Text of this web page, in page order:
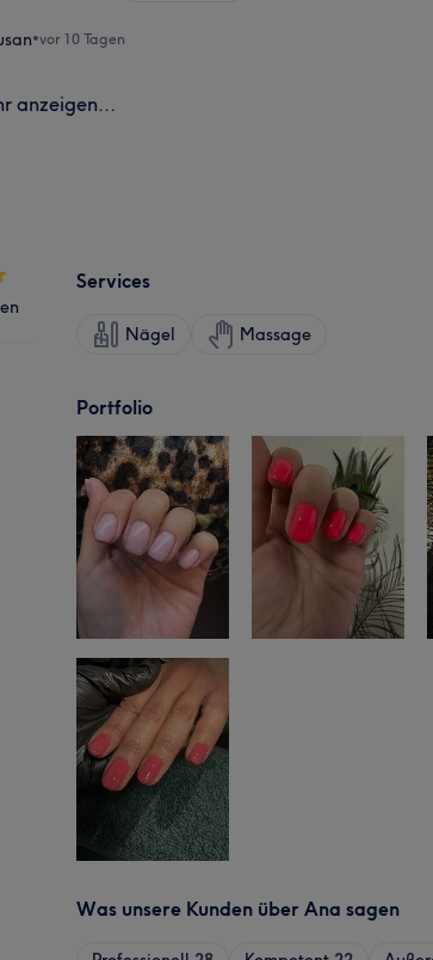
•vor 10 Tagen
anzeigen...
Services
Nägel Massage
Portfolio
Was unsere Kunden über Ana sagen